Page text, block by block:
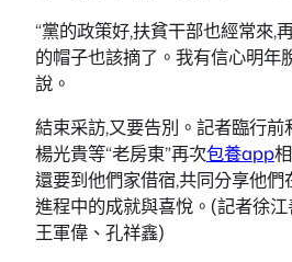
“黨的政策好,扶貧干部也經常來,
的帽子也該摘了。我有信心明年
說。
結束采訪,又要告別。記者臨行前
楊光貴等“老房東”再次包養app
還要到他們家借宿,共同分享他
進程中的成就與喜悅。(記者徐江
王軍偉、孔祥鑫)